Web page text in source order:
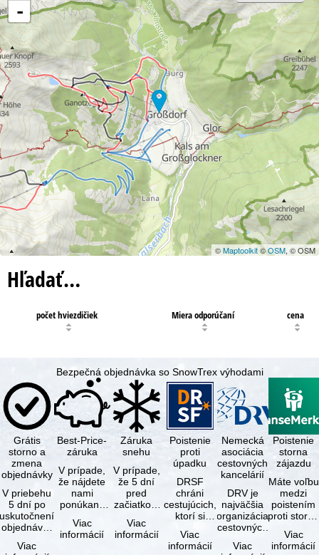
-
©Maptoolkit©OSM, © OSM
Hľadať…
počet hviezdičiek Miera odporúčaní cena
Bezpečná objednávka so SnowTrex výhodami
Grátis
storno a
zmena
objednávky
V priebehu
5 dní po
uskutočnení
objednávky
tejto
Viac
Best-Price-
záruka
V prípade,
že nájdete
nami
ponúkaný
rovnakými
službami
Viac
informácií
Záruka
snehu
V prípade,
že 5 dní
pred
začiatkom
(deň
príjazdu)
Viac
informácií
Poistenie
proti
úpadku
DRSF
chráni
cestujúcich,
ktorí si
zájazd
alebo
Viac
informácií
Nemecká
asociácia
cestovných
kancelárií
DRV je
najväčšia
organizácia
cestovných
organizátorov
Viac
Poistenie
storna
zájazdu
Máte voľbu
medzi
poistením
proti stornu
cestovným
Viac
informácií